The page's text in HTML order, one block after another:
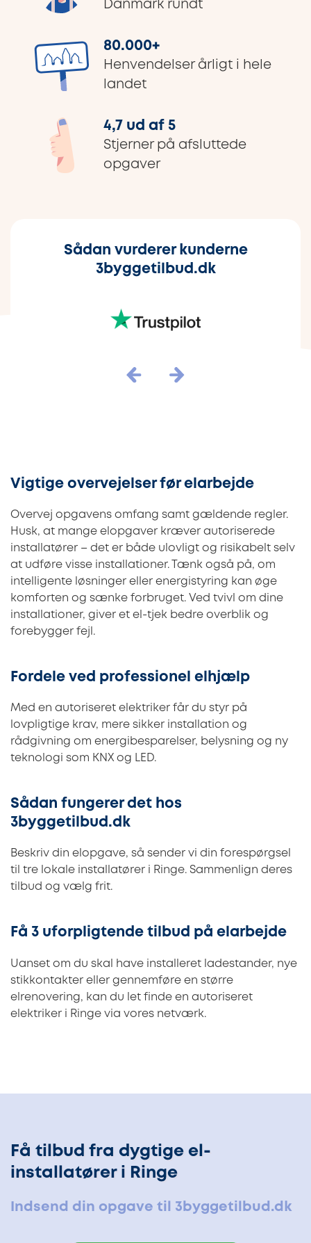
Danmark rundt
80.000+
Henvendelser årligt i hele
landet
4,7 ud af 5
Stjerner på afsluttede
opgaver
Sådan vurderer kunderne
3byggetilbud.dk
Vigtige overvejelser før elarbejde
Overvej opgavens omfang samt gældende regler.
Husk, at mange elopgaver kræver autoriserede
installatører – det er både ulovligt og risikabelt selv
at udføre visse installationer. Tænk også på, om
intelligente løsninger eller energistyring kan øge
komforten og sænke forbruget. Ved tvivl om dine
installationer, giver et el-tjek bedre overblik og
forebygger fejl.
Fordele ved professionel elhjælp
Med en autoriseret elektriker får du styr på
lovpligtige krav, mere sikker installation og
rådgivning om energibesparelser, belysning og ny
teknologi som KNX og LED.
Sådan fungerer det hos
3byggetilbud.dk
Beskriv din elopgave, så sender vi din forespørgsel
til tre lokale installatører i Ringe. Sammenlign deres
tilbud og vælg frit.
Få 3 uforpligtende tilbud på elarbejde
Uanset om du skal have installeret ladestander, nye
stikkontakter eller gennemføre en større
elrenovering, kan du let finde en autoriseret
elektriker i Ringe via vores netværk.
Få tilbud fra dygtige el-
installatører i Ringe
Indsend din opgave til 3byggetilbud.dk